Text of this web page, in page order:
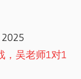
2025
，吴老师1对1